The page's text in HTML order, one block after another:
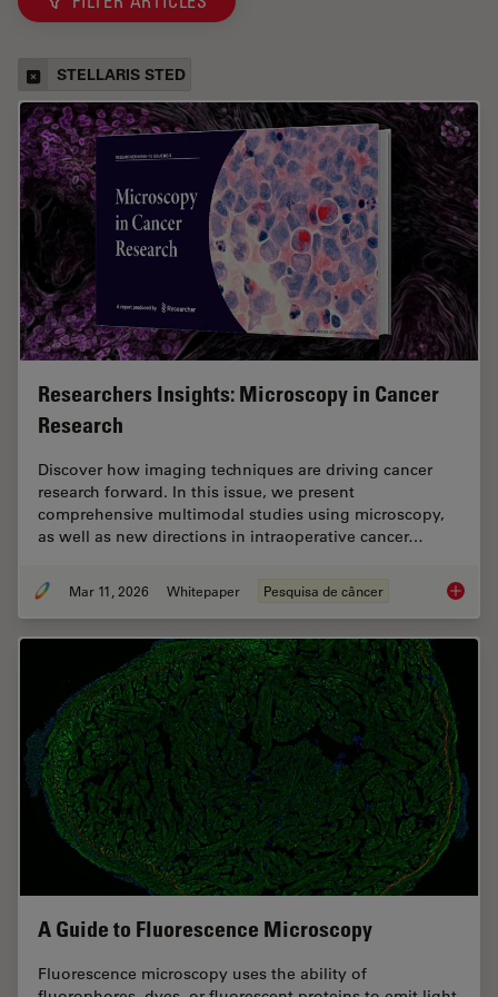
STELLARIS STED
Researchers Insights: Microscopy in Cancer
Research
Discover how imaging techniques are driving cancer
research forward. In this issue, we present
comprehensive multimodal studies using microscopy,
as well as new directions in intraoperative cancer…
Mar 11, 2026 Whitepaper Pesquisa de câncer
A Guide to Fluorescence Microscopy
Fluorescence microscopy uses the ability of